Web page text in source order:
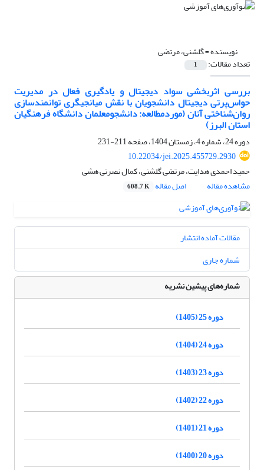
نویسنده =گلشنی، مرتضی
تعداد مقالات: 1
بررسی اثربخشی سواد دیجیتال و یادگیری فعال در مدیریت
حواس‌پرتی دیجیتال دانشجویان با نقش میانجیگری توانمندسازی
روان‌شناختی آنان (موردمطالعه: دانشجومعلمان دانشگاه فرهنگیان
استان البرز)
دوره 24، شماره 4، زمستان 1404، صفحه
211-231
10.22034/jei.2025.455729.2930
حمید احمدی هدایت، مرتضی گلشنی، کمال نصرتی هشی
مشاهده مقاله
اصل مقاله 608.7 K
مقالات آماده انتشار
شماره جاری
شماره‌های پیشین نشریه
دوره 25 (1405)
دوره 24 (1404)
دوره 23 (1403)
دوره 22 (1402)
دوره 21 (1401)
دوره 20 (1400)